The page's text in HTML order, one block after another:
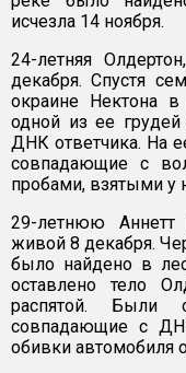
исчезла 14 ноября.
24-летняя
декабря. Спустя
окраине Нектона
одной из ее
ДНК ответчика. На
совпадающие с
пробами, взятыми у
29-летнюю
живой 8 декабря.
было найдено в
оставлено тело
распятой. Были
совпадающие с
обивки автомобиля